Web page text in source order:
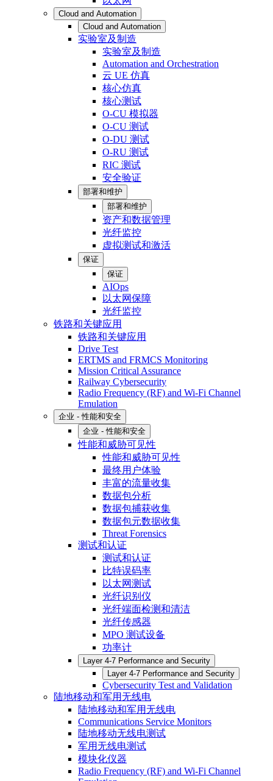
Cloud and Automation
Cloud and Automation
实验室及制造
实验室及制造
Automation and Orchestration
云 UE 仿真
核心仿真
核心测试
O-CU 模拟器
O-CU 测试
O-DU 测试
O-RU 测试
RIC 测试
安全验证
部署和维护
部署和维护
资产和数据管理
光纤监控
虚拟测试和激活
保证
保证
AIOps
以太网保障
光纤监控
铁路和关键应用
铁路和关键应用
Drive Test
ERTMS and FRMCS Monitoring
Mission Critical Assurance
Railway Cybersecurity
Radio Frequency (RF) and Wi-Fi Channel
Emulation
企业 - 性能和安全
企业 - 性能和安全
性能和威胁可见性
性能和威胁可见性
最终用户体验
丰富的流量收集
数据包分析
数据包捕获收集
数据包元数据收集
Threat Forensics
测试和认证
测试和认证
比特误码率
以太网测试
光纤识别仪
光纤端面检测和清洁
光纤传感器
MPO 测试设备
功率计
Layer 4-7 Performance and Security
Layer 4-7 Performance and Security
Cybersecurity Test and Validation
陆地移动和军用无线电
陆地移动和军用无线电
Communications Service Monitors
陆地移动无线电测试
军用无线电测试
模块化仪器
Radio Frequency (RF) and Wi-Fi Channel